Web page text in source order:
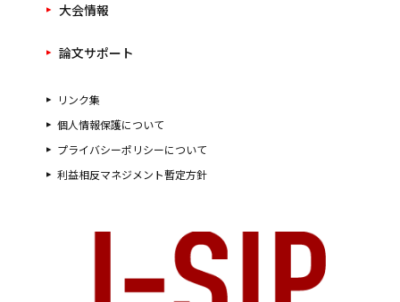
大会情報
論文サポート
リンク集
個人情報保護について
プライバシーポリシーについて
利益相反マネジメント暫定方針